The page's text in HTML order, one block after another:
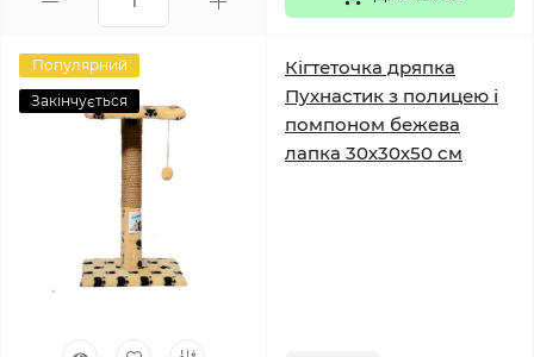
Популярний
Закінчується
Кігтеточка дряпка
Пухнастик з полицею і
помпоном бежева
лапка 30х30х50 см